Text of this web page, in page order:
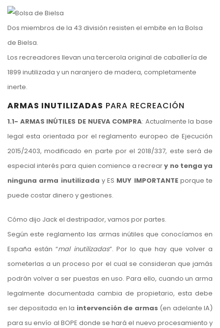
Dos miembros de la 43 división resisten el embite en la Bolsa
de Bielsa.
Los recreadores llevan una tercerola original de caballería de
1899 inutilizada y un naranjero de madera, completamente
inerte.
ARMAS INUTILIZADAS PARA RECREACIÓN
1.1- ARMAS INÚTILES DE NUEVA COMPRA: Actualmente la base
legal esta orientada por el reglamento europeo de Ejecución
2015/2403, modificado en parte por el 2018/337, este será de
especial interés para quien comience a recreary no tenga ya
ninguna arma inutilizada y ES MUY IMPORTANTEporque te
puede costar dinero y gestiones.
Cómo dijo Jack el destripador, vamos por partes.
Según este reglamento las armas inútiles que conocíamos en
España están “mal inutilizadas”. Por lo que hay que volver a
someterlas a un proceso por el cual se consideran que jamás
podrán volver a ser puestas en uso. Para ello, cuando un arma
legalmente documentada cambia de propietario, esta debe
ser depositada en la intervención de armas (en adelante IA)
para su envío al BOPE donde se hará el nuevo procesamiento y